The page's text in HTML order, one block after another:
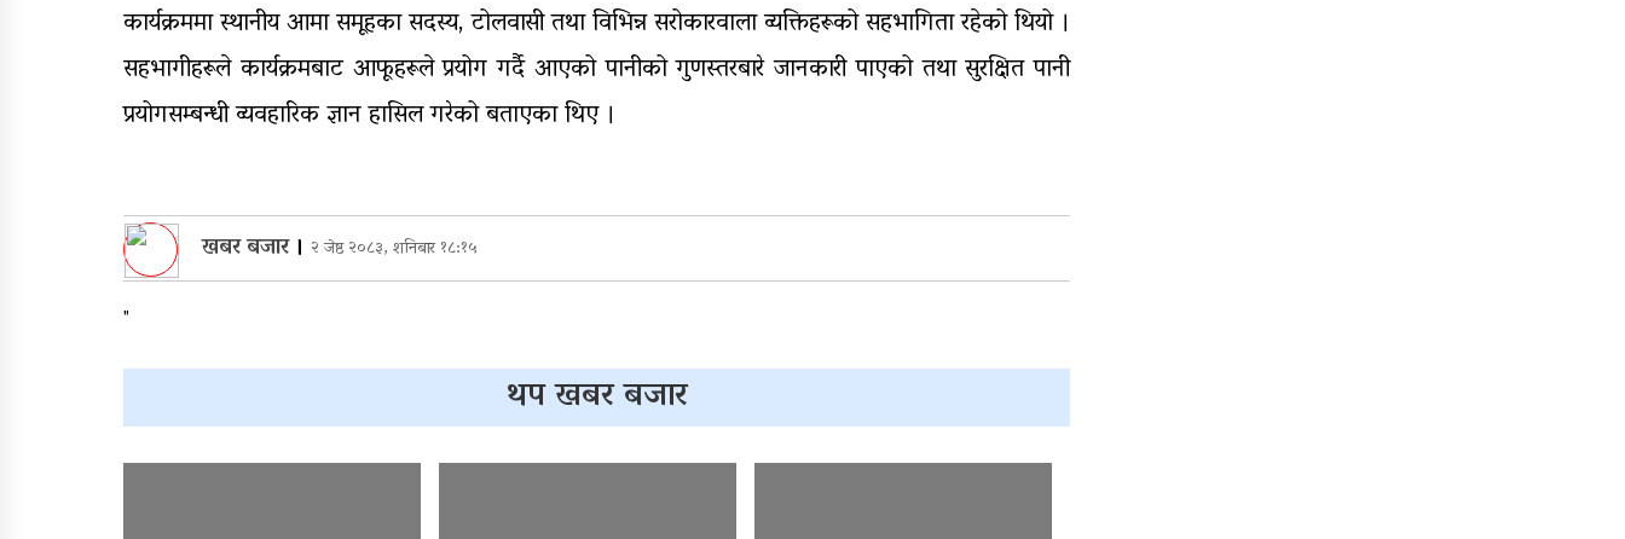
कार्यक्रममा स्थानीय आमा समूहका सदस्य, टोलवासी तथा विभिन्न सरोकारवाला व्यक्तिहरूको सहभागिता रहेको थियो ।
सहभागीहरूले कार्यक्रमबाट आफूहरूले प्रयोग गर्दै आएको पानीको गुणस्तरबारे जानकारी पाएको तथा सुरक्षित पानी
प्रयोगसम्बन्धी व्यवहारिक ज्ञान हासिल गरेको बताएका थिए ।
खबर बजार। २ जेष्ठ २०८३, शनिबार १८:१५
"
थप खबर बजार